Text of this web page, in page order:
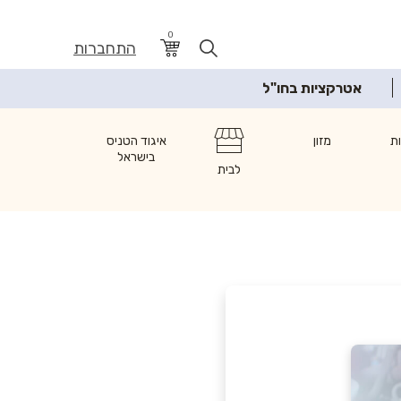
0
התחברות
אטרקציות בחו"ל
מזון
לבית
איגוד הטניס
בישראל